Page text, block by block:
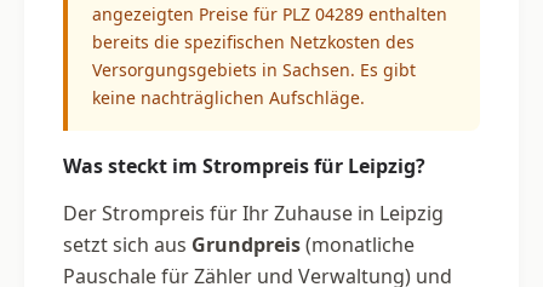
angezeigten Preise für PLZ 04289 enthalten
bereits die spezifischen Netzkosten des
Versorgungsgebiets in Sachsen. Es gibt
keine nachträglichen Aufschläge.
Was steckt im Strompreis für Leipzig?
Der Strompreis für Ihr Zuhause in Leipzig
setzt sich aus Grundpreis(monatliche
Pauschale für Zähler und Verwaltung) und